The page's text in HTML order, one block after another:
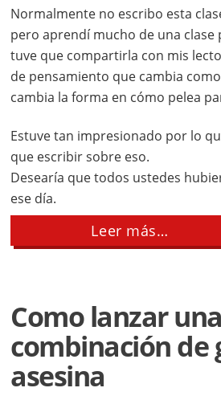
Normalmente no escribo esta
pero aprendí mucho de una clase
tuve que compartirla con mis
de pensamiento que cambia
cambia la forma en cómo pelea
Estuve tan impresionado por lo
que escribir sobre eso.
Desearía que todos ustedes
ese día.
Leer más…
bailarín
Como lanzar una
combinación de
asesina